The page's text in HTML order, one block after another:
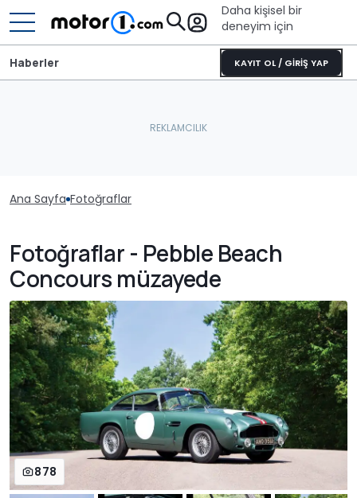
Daha kişisel bir
deneyim için
KAYIT OL / GİRİŞ YAP
Haberler
Ana Sayfa Fotoğraflar
Fotoğraflar - Pebble Beach
Concours müzayede
878